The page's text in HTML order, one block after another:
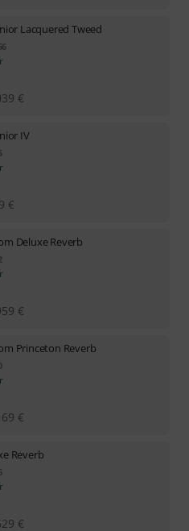
Lacquered Tweed
€
IV
€
Deluxe Reverb
€
Princeton Reverb
€
Reverb
€